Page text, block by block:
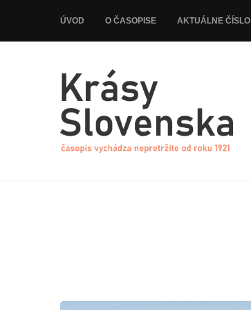
ÚVOD O ČASOPISE AKTUÁLNE ČÍSLO